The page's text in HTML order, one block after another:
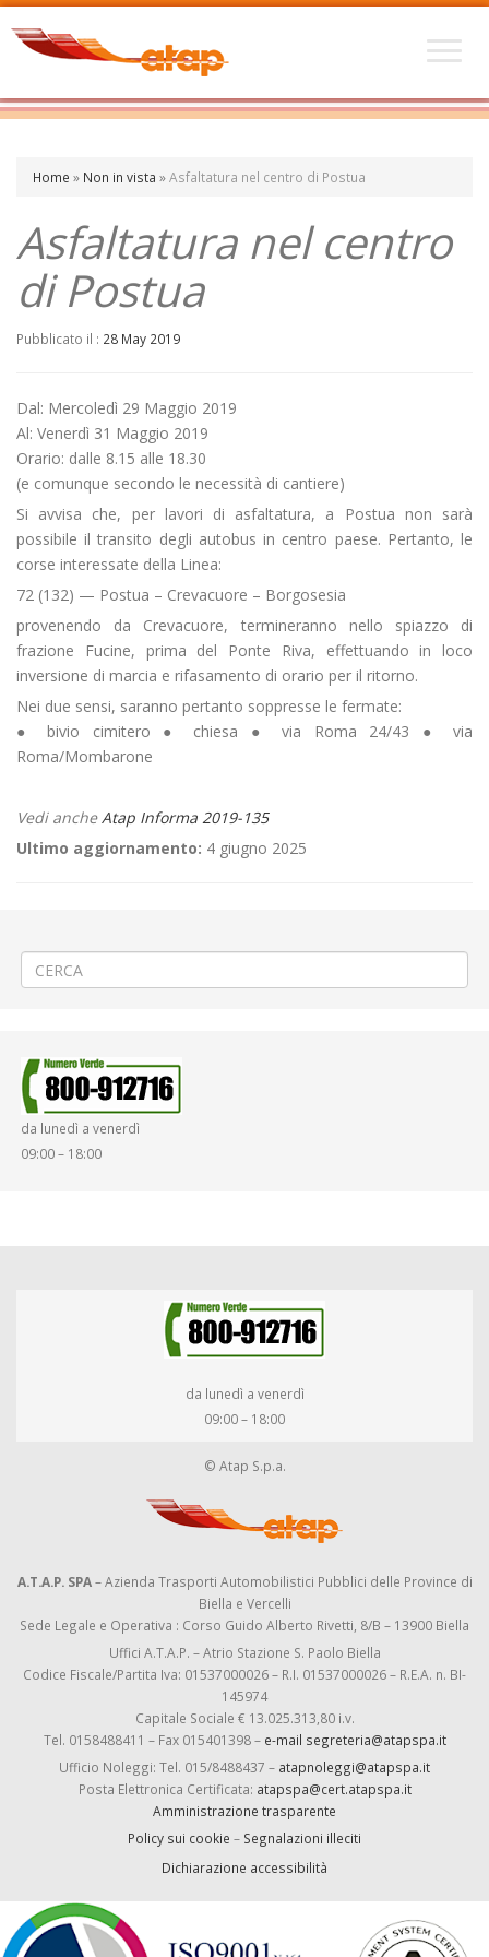
Home » Non in vista »Asfaltatura nel centro di Postua
Asfaltatura nel centro
di Postua
Pubblicato il : 28 May 2019
Dal: Mercoledì 29 Maggio 2019
Al: Venerdì 31 Maggio 2019
Orario: dalle 8.15 alle 18.30
(e comunque secondo le necessità di cantiere)
Si avvisa che, per lavori di asfaltatura, a Postua non sarà
possibile il transito degli autobus in centro paese. Pertanto, le
corse interessate della Linea:
72 (132) — Postua – Crevacuore – Borgosesia
provenendo da Crevacuore, termineranno nello spiazzo di
frazione Fucine, prima del Ponte Riva, effettuando in loco
inversione di marcia e rifasamento di orario per il ritorno.
Nei due sensi, saranno pertanto soppresse le fermate:
● bivio cimitero ● chiesa ● via Roma 24/43 ● via
Roma/Mombarone
Vedi ancheAtap Informa 2019-135
Ultimo aggiornamento: 4 giugno 2025
da lunedì a venerdì
09:00 – 18:00
da lunedì a venerdì
09:00 – 18:00
© Atap S.p.a.
A.T.A.P. SPA– Azienda Trasporti Automobilistici Pubblici delle Province di
Biella e Vercelli
Sede Legale e Operativa : Corso Guido Alberto Rivetti, 8/B – 13900 Biella
Uffici A.T.A.P. – Atrio Stazione S. Paolo Biella
Codice Fiscale/Partita Iva: 01537000026 – R.I. 01537000026 – R.E.A. n. BI-
145974
Capitale Sociale € 13.025.313,80 i.v.
Tel. 0158488411 – Fax 015401398 – e-mail segreteria@atapspa.it
Ufficio Noleggi: Tel. 015/8488437 – atapnoleggi@atapspa.it
Posta Elettronica Certificata: atapspa@cert.atapspa.it
Amministrazione trasparente
Policy sui cookie – Segnalazioni illeciti
Dichiarazione accessibilità